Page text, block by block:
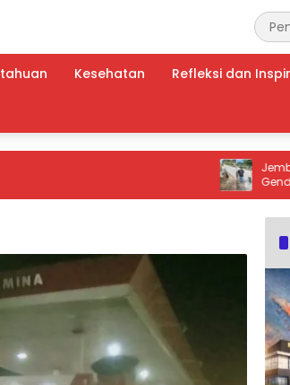
Kesehatan Refleksi dan
Jembatan
Genduang Hampir
Harap